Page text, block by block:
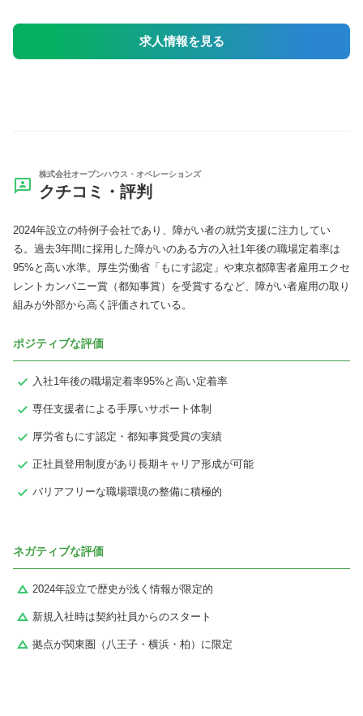
求人情報を見る
株式会社オープンハウス・オペレーションズ
クチコミ・評判
2024年設立の特例子会社であり、障がい者の就労支援に注力してい
る。過去3年間に採用した障がいのある方の入社1年後の職場定着率は
95%と高い水準。厚生労働省「もにす認定」や東京都障害者雇用エクセ
レントカンパニー賞（都知事賞）を受賞するなど、障がい者雇用の取り
組みが外部から高く評価されている。
ポジティブな評価
入社1年後の職場定着率95%と高い定着率
専任支援者による手厚いサポート体制
厚労省もにす認定・都知事賞受賞の実績
正社員登用制度があり長期キャリア形成が可能
バリアフリーな職場環境の整備に積極的
ネガティブな評価
2024年設立で歴史が浅く情報が限定的
新規入社時は契約社員からのスタート
拠点が関東圏（八王子・横浜・柏）に限定